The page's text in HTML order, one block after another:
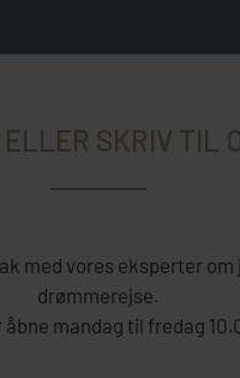
ELLER SKRIV TIL
med vores eksperter om
drømmerejse.
åbne mandag til fredag